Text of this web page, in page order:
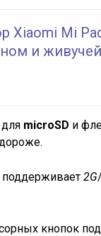
Xiaomi Mi
и
microSD и
поддерживает 2G/
кнопок